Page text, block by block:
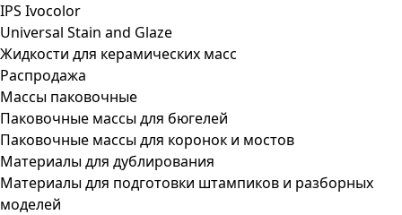
IPS Ivocolor
Universal Stain and Glaze
Жидкости для керамических масс
Распродажа
Массы паковочные
Паковочные массы для бюгелей
Паковочные массы для коронок и мостов
Материалы для дублирования
Материалы для подготовки штампиков и разборных
моделей